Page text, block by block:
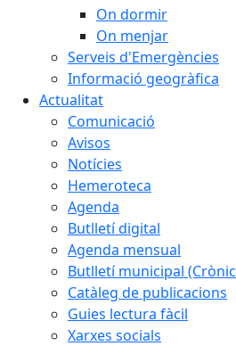
On dormir
On menjar
Serveis d'Emergències
Informació geogràfica
Actualitat
Comunicació
Avisos
Notícies
Hemeroteca
Agenda
Butlletí digital
Agenda mensual
Butlletí municipal
Catàleg de publicacions
Guies lectura fàcil
Xarxes socials